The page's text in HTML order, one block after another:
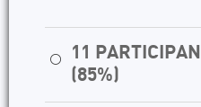
⚪
11
(85%)